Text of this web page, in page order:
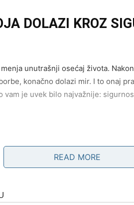
DOLAZI KROZ
unutrašnji osećaj života.
konačno dolazi mir. I to onaj
vam je uvek bilo najvažnije:
kako se odnos stabilizuje,
partner pokazuje podršku i
iznenadan susret ili poruku koja
READ MORE